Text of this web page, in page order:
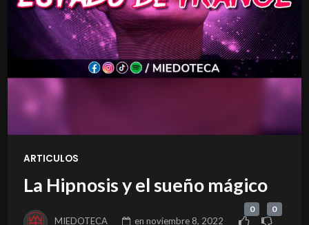
ARTICULOS
La Hipnosis y el sueño mágico
MIEDOTECA ennoviembre 8, 2022
0 0